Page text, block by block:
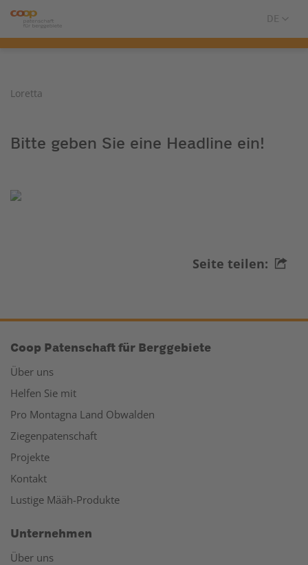
Loretta
Bitte geben Sie eine Headline ein!
Seite teilen:
Coop Patenschaft für Berggebiete
Über uns
Helfen Sie mit
Pro Montagna Land Obwalden
Ziegenpatenschaft
Projekte
Kontakt
Lustige Määh-Produkte
Unternehmen
Über uns